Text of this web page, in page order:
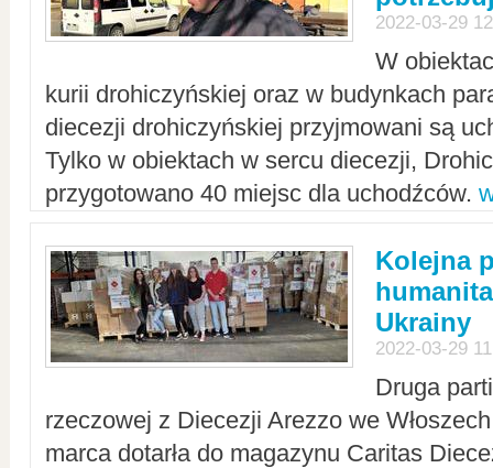
2022-03-29
W
kurii drohiczyńskiej oraz w budynkach
diecezji drohiczyńskiej przyjmowani są
Tylko w obiektach w sercu diecezji,
przygotowano 40 miejsc dla uchodźców.
Kolejna
Ukrainy
2022-03-29
Druga
rzeczowej z Diecezji Arezzo we
marca dotarła do magazynu Caritas